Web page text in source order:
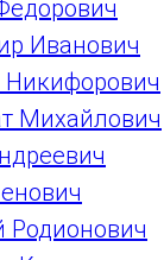
Иванович
Михайлович
Родионович